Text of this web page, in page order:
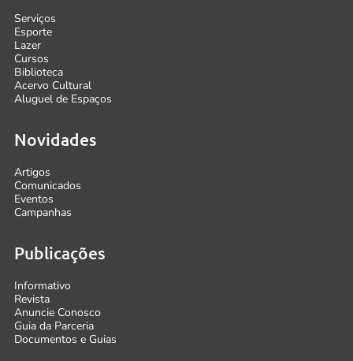
Serviços
Esporte
Lazer
Cursos
Biblioteca
Acervo Cultural
Aluguel de Espaços
Novidades
Artigos
Comunicados
Eventos
Campanhas
Publicações
Informativo
Revista
Anuncie Conosco
Guia da Parceria
Documentos e Guias